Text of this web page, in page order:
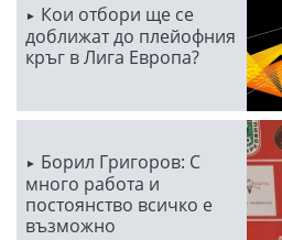
Кои отбори ще се
доближат до плейофния
кръг в Лига Европа?
Борил Григоров: С
много работа и
постоянство всичко е
възможно